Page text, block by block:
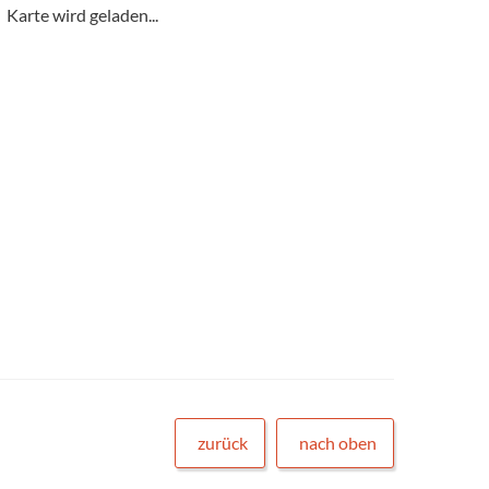
Karte wird geladen...
zurück nach oben